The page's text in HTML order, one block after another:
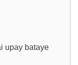
upay bataye